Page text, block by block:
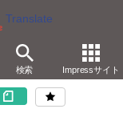
Translate
検索 Impressサイト
ーム
楽対応